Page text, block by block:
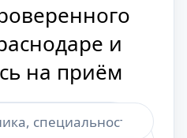
и
на приём